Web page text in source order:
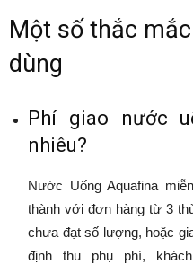
Một số thắc
dùng
Phí giao nước
nhiêu?
Nước Uống Aquafina
thành với đơn hàng từ 3
chưa đạt số lượng, hoặc
định thu phụ phí,